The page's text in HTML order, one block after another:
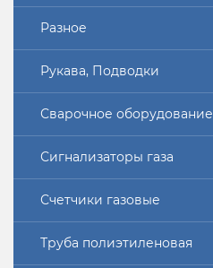
Разное
Рукава, Подводки
Сварочное оборудование
Сигнализаторы газа
Счетчики газовые
Труба полиэтиленовая